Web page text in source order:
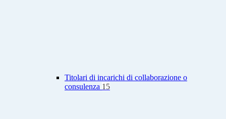
Titolari di incarichi di collaborazione o
consulenza 15